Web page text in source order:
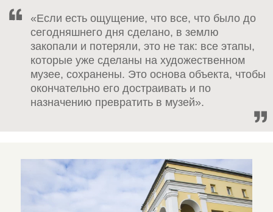
«Если есть ощущение, что все, что было до
сегодняшнего дня сделано, в землю
закопали и потеряли, это не так: все этапы,
которые уже сделаны на художественном
музее, сохранены. Это основа объекта, чтобы
окончательно его достраивать и по
назначению превратить в музей».